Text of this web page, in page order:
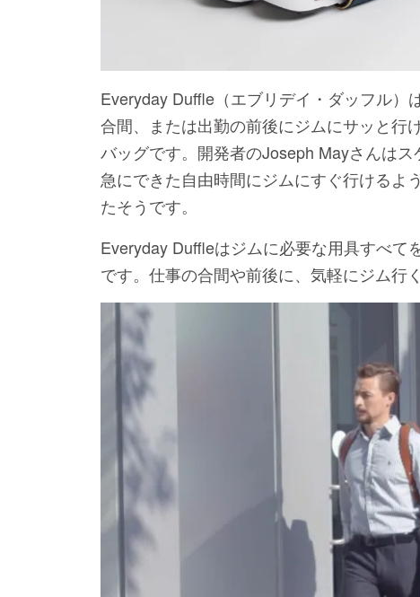
Everyday Duffle（エブリデイ・ダッフル）
合間、または出勤の前後にジムにサッと行
バッグです。開発者のJoseph Mayさんはス
急にできた自由時間にジムにすぐ行けるよ
たそうです。
Everyday Duffleはジムに必要な用具すべて
です。仕事の合間や前後に、気軽にジム行